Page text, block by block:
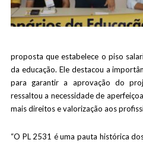
proposta que estabelece o piso
da educação. Ele destacou a
para garantir a aprovação do
ressaltou a necessidade de
mais direitos e valorização aos
“O PL 2531 é uma pauta histórica